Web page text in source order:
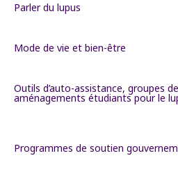
Parler du lupus
Mode de vie et bien-être
Outils d’auto-assistance, groupes
aménagements étudiants pour le
Programmes de soutien